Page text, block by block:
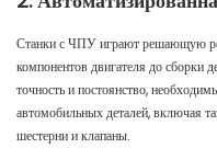
Станки с ЧПУ играют решающую
компонентов двигателя до сборки
точность и постоянство,
автомобильных деталей, включая
шестерни и клапаны.